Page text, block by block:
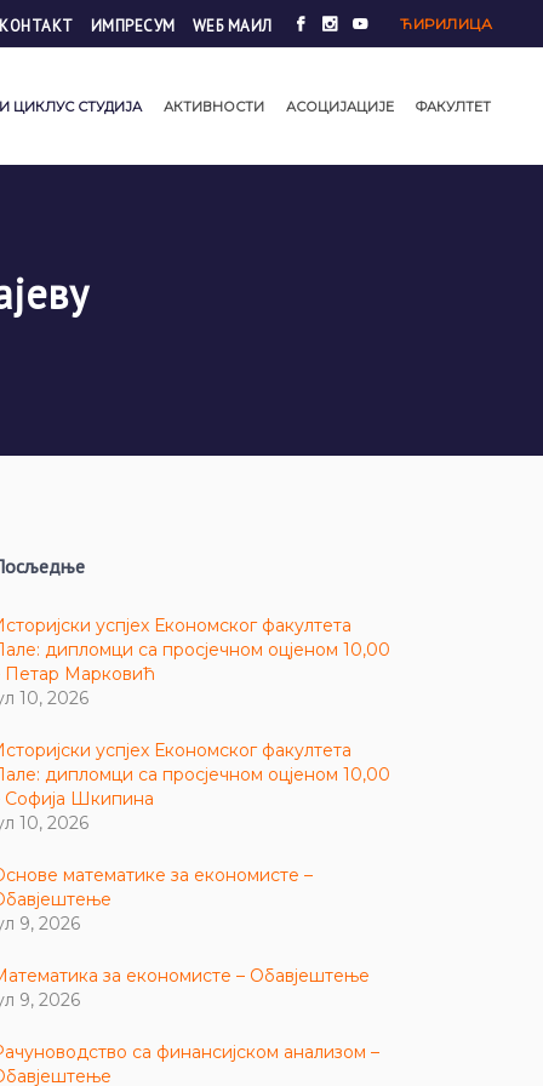
КОНТАКТ ИМПРЕСУМ WЕБ МАИЛ ЋИРИЛИЦА
ЦИКЛУС СТУДИЈА АКТИВНОСТИ АСОЦИЈАЦИЈЕ ФАКУЛТЕТ
успјех Економског факултета
дипломци са просјечном оцјеном 10,00
Петар Марковић
10, 2026
успјех Економског факултета
дипломци са просјечном оцјеном 10,00
Софија Шкипина
10, 2026
математике за економисте –
9, 2026
за економисте – Обавјештење
9, 2026
са финансијском анализом –